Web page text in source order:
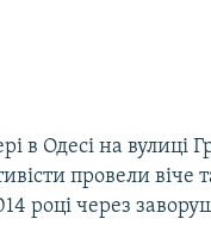
в Одесі на вулиці
провели віче
році через